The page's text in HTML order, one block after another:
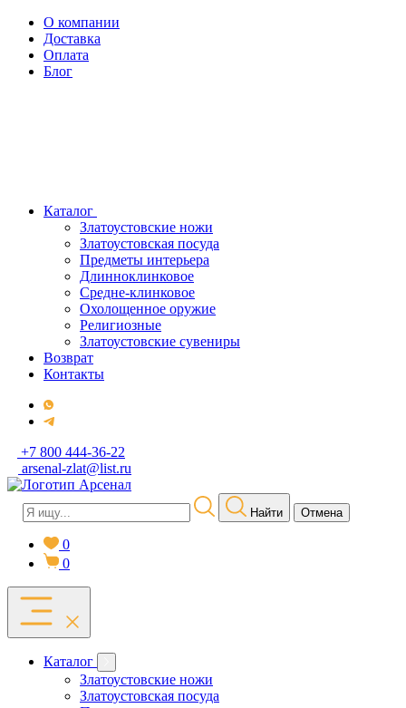
О компании
Доставка
Оплата
Блог
Каталог
Златоустовские ножи
Златоустовская посуда
Предметы интерьера
Длинноклинковое
Средне-клинковое
Охолощенное оружие
Религиозные
Златоустовские сувениры
Возврат
Контакты
+7 800 444-36-22
arsenal-zlat@list.ru
Найти Отмена
0
0
Каталог
Златоустовские ножи
Златоустовская посуда